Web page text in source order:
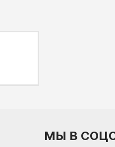
МЫ В